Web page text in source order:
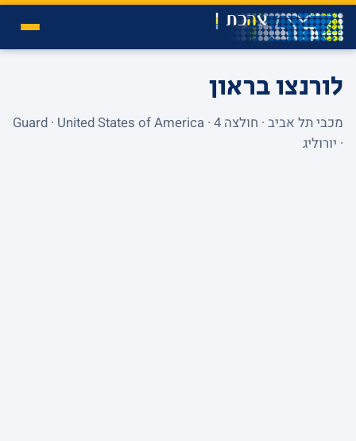
לורנצו בראון
מכבי תל אביב · חולצה 4 · Guard · United States of America
· יורוליג